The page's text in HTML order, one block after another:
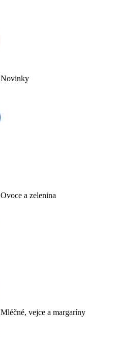
Novinky
Ovoce a zelenina
Mléčné, vejce a margaríny